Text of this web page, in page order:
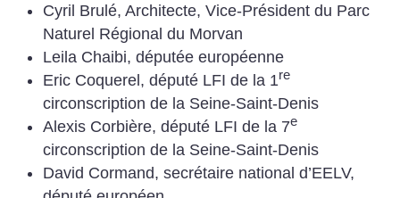
Cyril Brulé, Architecte, Vice-Président du Parc
Naturel Régional du Morvan
Leila Chaibi, députée européenne
Eric Coquerel, député LFI de la 1re
circonscription de la Seine-Saint-Denis
Alexis Corbière, député LFI de la 7e
circonscription de la Seine-Saint-Denis
David Cormand, secrétaire national d’EELV,